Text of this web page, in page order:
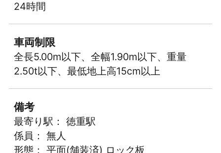
24時間
車両制限
全長5.00m以下、全幅1.90m以下、重量
2.50t以下、最低地上高15cm以上
備考
最寄り駅： 徳重駅
係員： 無人
形態： 平面(舗装済) ロック板